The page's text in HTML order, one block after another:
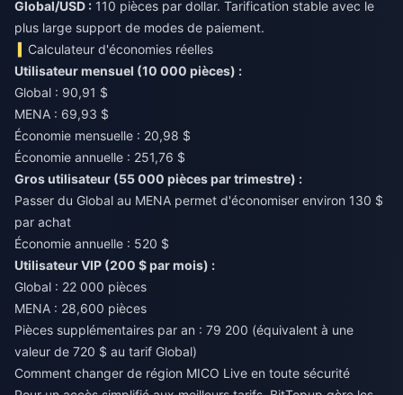
Global/USD : 110 pièces par dollar. Tarification stable avec le
plus large support de modes de paiement.
Calculateur d'économies réelles
Utilisateur mensuel (10 000 pièces) :
Global : 90,91 $
MENA : 69,93 $
Économie mensuelle : 20,98 $
Économie annuelle : 251,76 $
Gros utilisateur (55 000 pièces par trimestre) :
Passer du Global au MENA permet d'économiser environ 130 $
par achat
Économie annuelle : 520 $
Utilisateur VIP (200 $ par mois) :
Global : 22 000 pièces
MENA : 28,600 pièces
Pièces supplémentaires par an : 79 200 (équivalent à une
valeur de 720 $ au tarif Global)
Comment changer de région MICO Live en toute sécurité